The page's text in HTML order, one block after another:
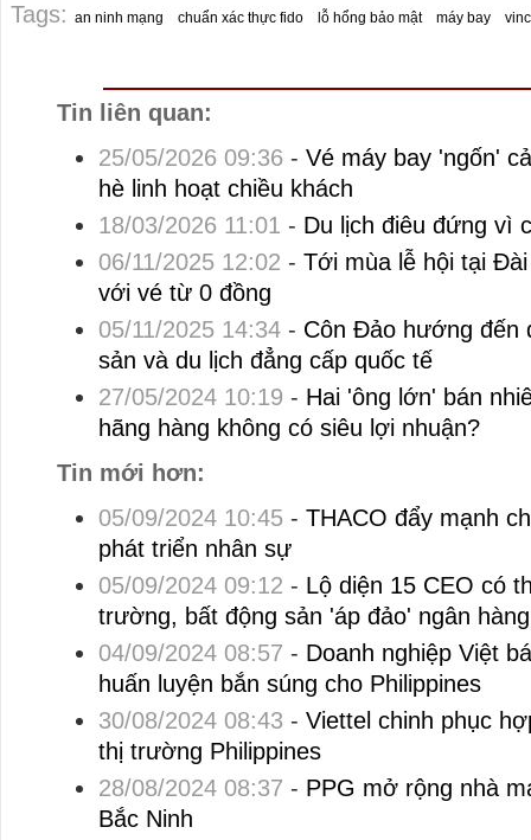
Tags: an ninh mạng chuẩn xác thực fido lỗ hổng bảo mật máy bay
Tin liên quan:
25/05/2026 09:36 - Vé máy bay 'ngốn'
hè linh hoạt chiều khách
18/03/2026 11:01 - Du lịch điêu đứng vì
06/11/2025 12:02 - Tới mùa lễ hội tại
với vé từ 0 đồng
05/11/2025 14:34- Côn Đảo hướng đến
sản và du lịch đẳng cấp quốc tế
27/05/2024 10:19 - Hai 'ông lớn' bán
hãng hàng không có siêu lợi nhuận?
Tin mới hơn:
05/09/2024 10:45- THACO đẩy mạnh
phát triển nhân sự
05/09/2024 09:12 - Lộ diện 15 CEO có
trường, bất động sản 'áp đảo' ngân hàng
04/09/2024 08:57 - Doanh nghiệp Việt
huấn luyện bắn súng cho Philippines
30/08/2024 08:43 - Viettel chinh phục
thị trường Philippines
28/08/2024 08:37 - PPG mở rộng nhà
Bắc Ninh